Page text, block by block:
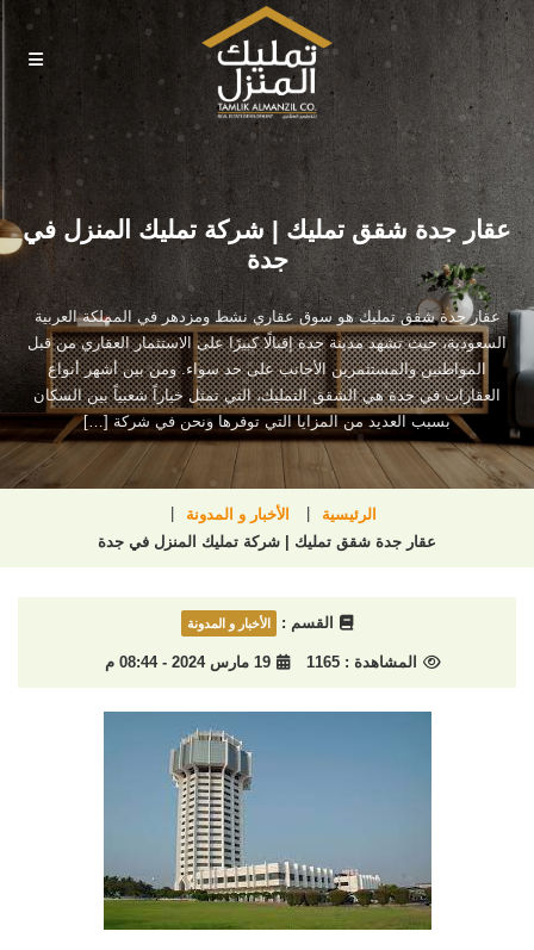
عقار جدة شقق تمليك | شركة تمليك المنزل في
جدة
عقار جدة شقق تمليك هو سوق عقاري نشط ومزدهر في المملكة العربية
السعودية، حيث تشهد مدينة جدة إقبالًا كبيرًا على الاستثمار العقاري من قبل
المواطنين والمستثمرين الأجانب على حد سواء. ومن بين أشهر أنواع
العقارات في جدة هي الشقق التمليك، التي تمثل خياراً شعبياً بين السكان
بسبب العديد من المزايا التي توفرها ونحن في شركة […]
الرئيسية
الأخبار و المدونة
عقار جدة شقق تمليك | شركة تمليك المنزل في جدة
القسم : الأخبار و المدونة
المشاهدة : 1165 19 مارس 2024 - 08:44 م